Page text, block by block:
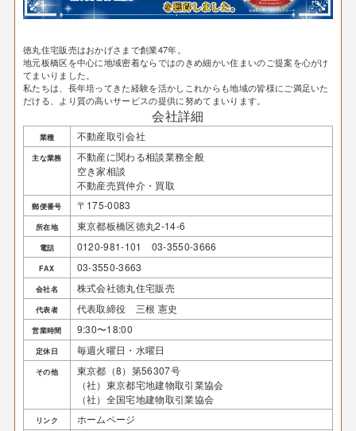
徳丸住宅販売はおかげさまで創業47年。
地元板橋区を中心に地域密着ならではのきめ細かい住まいのご提案を心がけ
てまいりました。
私たちは、長年培ってきた経験を活かしこれからも地域の皆様にご満足いた
だける、より質の高いサービスの提供に努めてまいります。
会社詳細
業種 不動産取引会社
主な業務
不動産に関わる相談業務全般
空き家相談
不動産売買仲介・買取
郵便番号 〒175-0083
所在地 東京都板橋区徳丸2-14-6
電話 0120-981-101 03-3550-3666
FAX 03-3550-3663
会社名 株式会社徳丸住宅販売
代表者 代表取締役 三根 憲史
営業時間 9:30〜18:00
定休日 毎週火曜日・水曜日
その他
東京都（8）第56307号
（社）東京都宅地建物取引業協会
（社）全国宅地建物取引業協会
リンク ホームページ